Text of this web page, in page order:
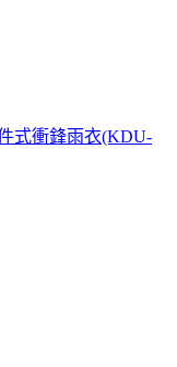
式衝鋒雨衣(KDU-